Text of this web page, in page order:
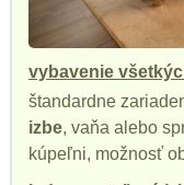
vybavenie
štandardne
izbe, vaňa alebo
kúpeľni, možnosť